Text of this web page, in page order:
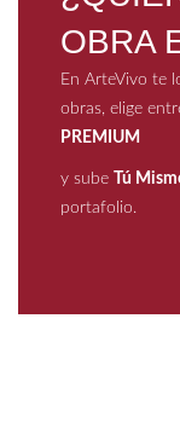
OBRA
En ArteVivo te
obras, elige
PREMIUM
y sube Tú
portafolio.